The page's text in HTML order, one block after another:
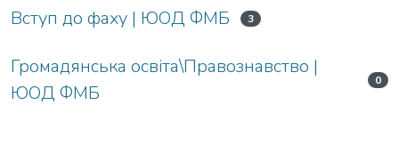
Вступ до фаху | ЮОД ФМБ 3
Громадянська освіта\Правознавство |
ЮОД ФМБ
0